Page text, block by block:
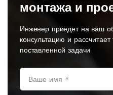
монтажа и
Инженер приедет на ваш
консультацию и
поставленной задачи